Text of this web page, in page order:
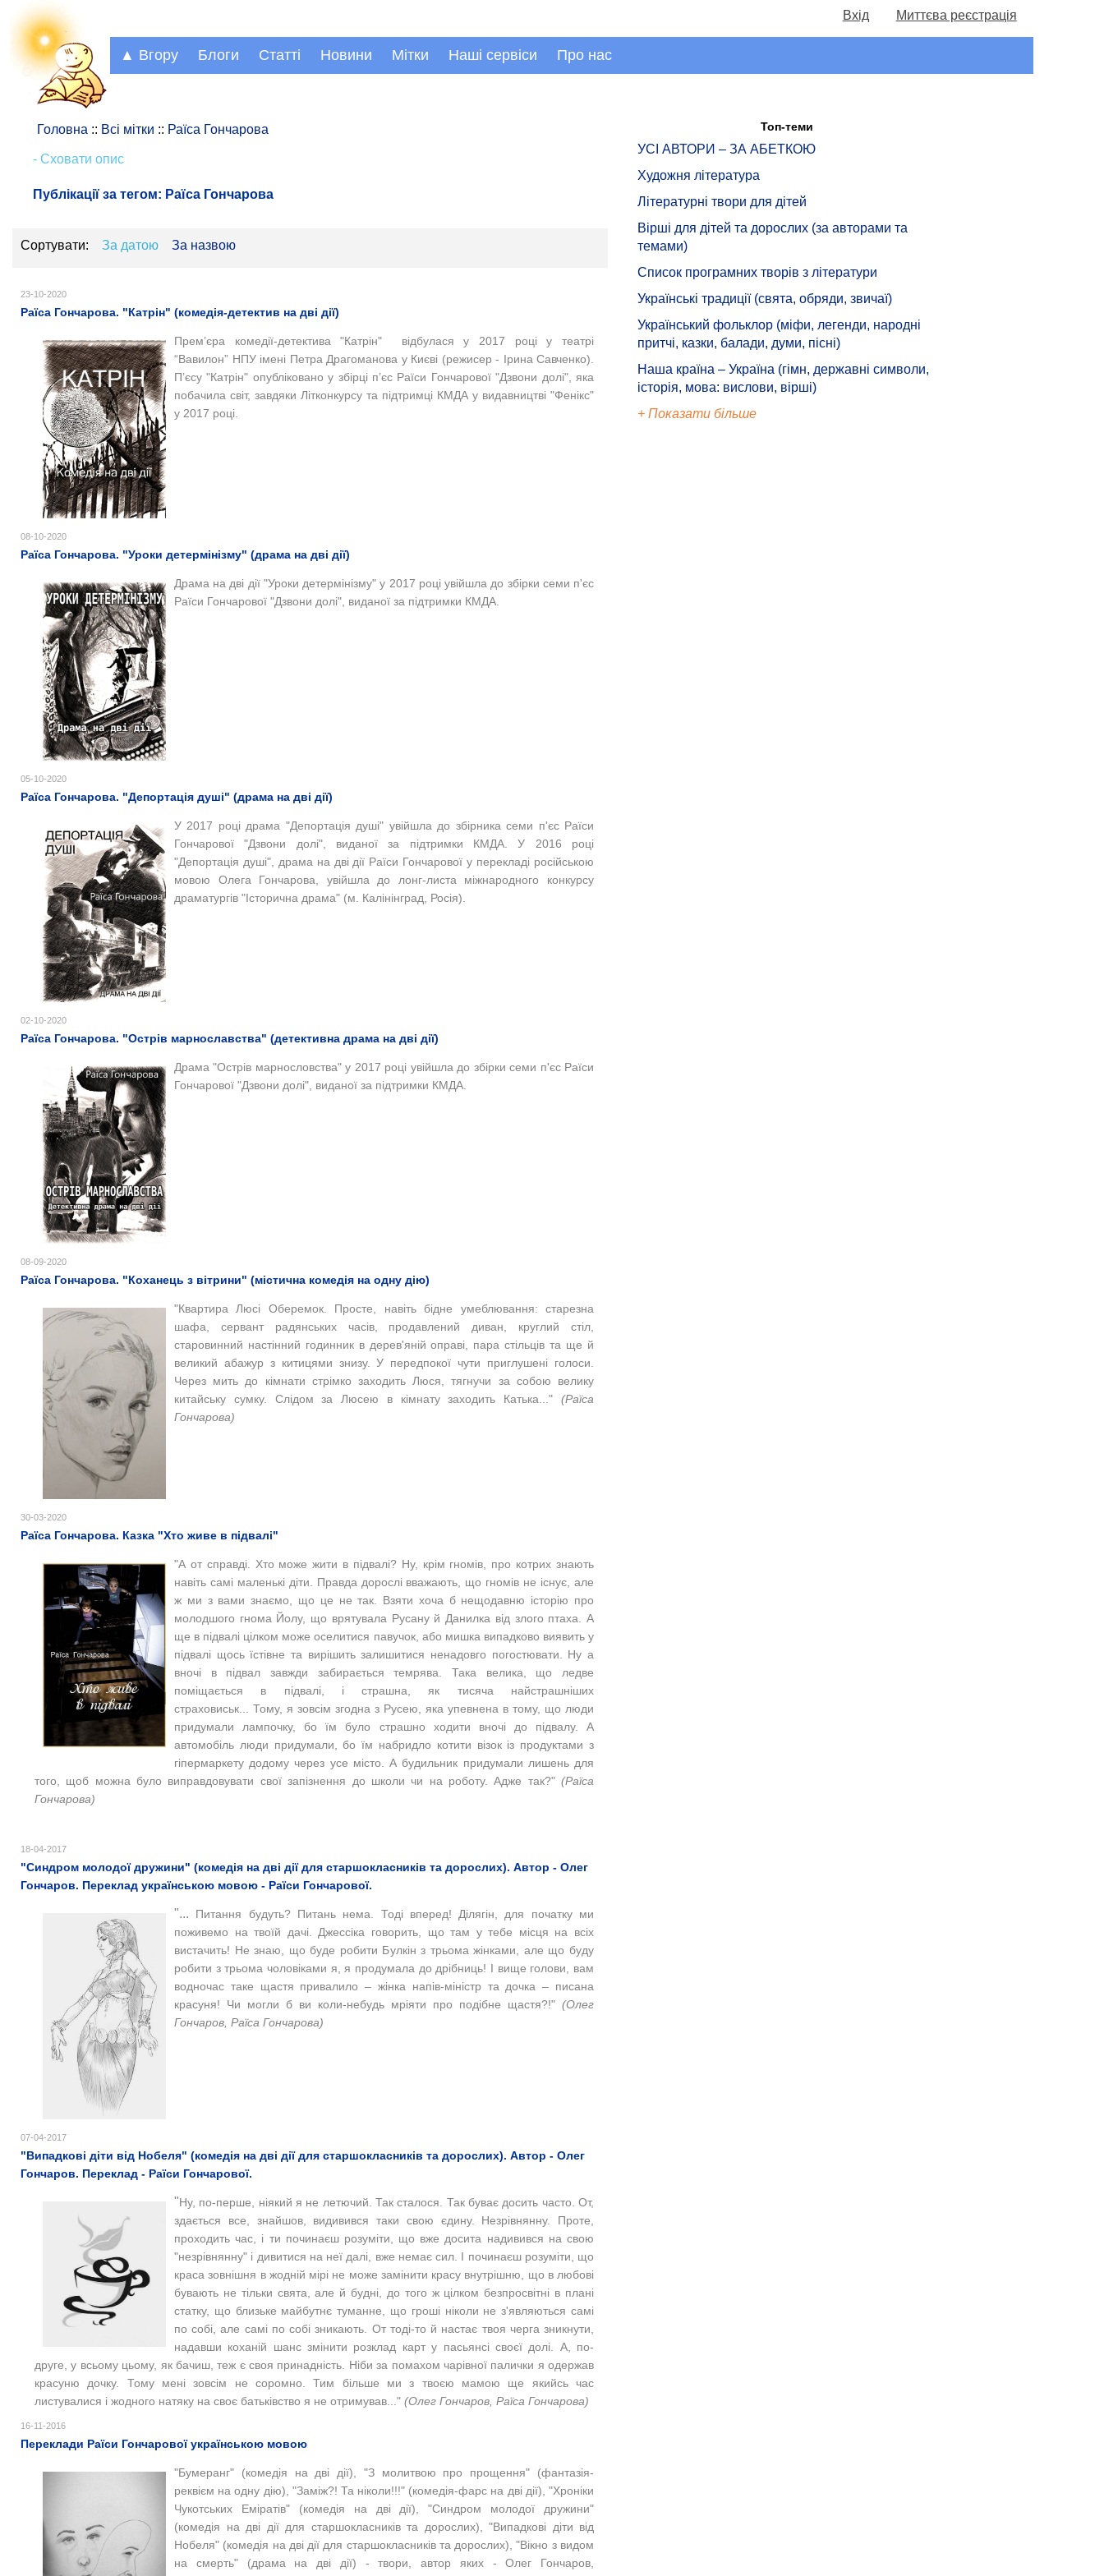
Вхід Миттєва реєстрація
▲ Вгору Блоги Статті Новини Мітки Наші сервіси Про нас
Головна :: Всі мітки :: Раїса Гончарова
- Сховати опис
Публікації за тегом: Раїса Гончарова
Сортувати: За датою За назвою
23-10-2020
Раїса Гончарова. "Катрін" (комедія-детектив на дві дії)
Прем’єра комедії-детектива "Катрін" відбулася у 2017 році у театрі
“Вавилон” НПУ імені Петра Драгоманова у Києві (режисер - Ірина Савченко).
П’єсу "Катрін" опубліковано у збірці п’єс Раїси Гончарової "Дзвони долі", яка
побачила світ, завдяки Літконкурсу та підтримці КМДА у видавництві "Фенікс"
у 2017 році.
08-10-2020
Раїса Гончарова. "Уроки детермінізму" (драма на дві дії)
Драма на дві дії "Уроки детермінізму" у 2017 році увійшла до збірки семи п'єс
Раїси Гончарової "Дзвони долі", виданої за підтримки КМДА.
05-10-2020
Раїса Гончарова. "Депортація душі" (драма на дві дії)
У 2017 році драма "Депортація душі" увійшла до збірника семи п'єс Раїси
Гончарової "Дзвони долі", виданої за підтримки КМДА. У 2016 році
"Депортація душі", драма на дві дії Раїси Гончарової у перекладі російською
мовою Олега Гончарова, увійшла до лонг-листа міжнародного конкурсу
драматургів "Історична драма" (м. Калінінград, Росія).
02-10-2020
Раїса Гончарова. "Острів марнославства" (детективна драма на дві дії)
Драма "Острів марнословства" у 2017 році увійшла до збірки семи п'єс Раїси
Гончарової "Дзвони долі", виданої за підтримки КМДА.
08-09-2020
Раїса Гончарова. "Коханець з вітрини" (містична комедія на одну дію)
"Квартира Люсі Оберемок. Просте, навіть бідне умеблювання: старезна
шафа, сервант радянських часів, продавлений диван, круглий стіл,
старовинний настінний годинник в дерев'яній оправі, пара стільців та ще й
великий абажур з китицями знизу. У передпокої чути приглушені голоси.
Через мить до кімнати стрімко заходить Люся, тягнучи за собою велику
китайську сумку. Слідом за Люсею в кімнату заходить Катька..." (Раїса
Гончарова)
30-03-2020
Раїса Гончарова. Казка "Хто живе в підвалі"
"А от справді. Хто може жити в підвалі? Ну, крім гномів, про котрих знають
навіть самі маленькі діти. Правда дорослі вважають, що гномів не існує, але
ж ми з вами знаємо, що це не так. Взяти хоча б нещодавню історію про
молодшого гнома Йолу, що врятувала Русану й Данилка від злого птаха. А
ще в підвалі цілком може оселитися павучок, або мишка випадково виявить у
підвалі щось їстівне та вирішить залишитися ненадовго погостювати. Ну а
вночі в підвал завжди забирається темрява. Така велика, що ледве
поміщається в підвалі, і страшна, як тисяча найстрашніших
страховиськ... Тому, я зовсім згодна з Русею, яка упевнена в тому, що люди
придумали лампочку, бо їм було страшно ходити вночі до підвалу. А
автомобіль люди придумали, бо їм набридло котити візок із продуктами з
гіпермаркету додому через усе місто. А будильник придумали лишень для
того, щоб можна було виправдовувати свої запізнення до школи чи на роботу. Адже так?"(Раїса
Гончарова)
18-04-2017
"Синдром молодої дружини" (комедія на дві дії для старшокласників та дорослих). Автор - Олег
Гончаров. Переклад українською мовою - Раїси Гончарової.
"... Питання будуть? Питань нема. Тоді вперед! Ділягін, для початку ми
поживемо на твоїй дачі. Джессіка говорить, що там у тебе місця на всіх
вистачить! Не знаю, що буде робити Булкін з трьома жінками, але що буду
робити з трьома чоловіками я, я продумала до дрібниць! І вище голови, вам
водночас таке щастя привалило – жінка напів-міністр та дочка – писана
красуня! Чи могли б ви коли-небудь мріяти про подібне щастя?!" (Олег
Гончаров, Раїса Гончарова)
07-04-2017
"Випадкові діти від Нобеля" (комедія на дві дії для старшокласників та дорослих). Автор - Олег
Гончаров. Переклад - Раїси Гончарової.
"Ну, по-перше, ніякий я не летючий. Так сталося. Так буває досить часто. От,
здається все, знайшов, видивився таки свою єдину. Незрівнянну. Проте,
проходить час, і ти починаєш розуміти, що вже досита надивився на свою
"незрівнянну" і дивитися на неї далі, вже немає сил. І починаєш розуміти, що
краса зовнішня в жодній мірі не може замінити красу внутрішню, що в любові
бувають не тільки свята, але й будні, до того ж цілком безпросвітні в плані
статку, що близьке майбутнє туманне, що гроші ніколи не з'являються самі
по собі, але самі по собі зникають. От тоді-то й настає твоя черга зникнути,
надавши коханій шанс змінити розклад карт у пасьянсі своєї долі. А, по-
друге, у всьому цьому, як бачиш, теж є своя принадність. Ніби за помахом чарівної палички я одержав
красуню дочку. Тому мені зовсім не соромно. Тим більше ми з твоєю мамою ще якийсь час
листувалися і жодного натяку на своє батьківство я не отримував..." (Олег Гончаров, Раїса Гончарова)
16-11-2016
Переклади Раїси Гончарової українською мовою
"Бумеранг" (комедія на дві дії), "З молитвою про прощення" (фантазія-
реквієм на одну дію), "Заміж?! Та ніколи!!!" (комедія-фарс на дві дії), "Хроніки
Чукотських Еміратів" (комедія на дві дії), "Синдром молодої дружини"
(комедія на дві дії для старшокласників та дорослих), "Випадкові діти від
Нобеля" (комедія на дві дії для старшокласників та дорослих), "Вікно з видом
на смерть" (драма на дві дії) - твори, автор яких - Олег Гончаров,
Топ-теми
УСІ АВТОРИ – ЗА АБЕТКОЮ
Художня література
Літературні твори для дітей
Вірші для дітей та дорослих (за авторами та
темами)
Список програмних творів з літератури
Українські традиції (свята, обряди, звичаї)
Український фольклор (міфи, легенди, народні
притчі, казки, балади, думи, пісні)
Наша країна – Україна (гімн, державні символи,
історія, мова: вислови, вірші)
+ Показати більше